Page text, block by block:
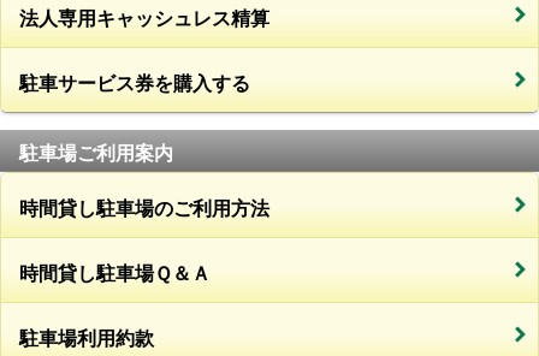
法人専用キャッシュレス精算
駐車サービス券を購入する
駐車場ご利用案内
時間貸し駐車場のご利用方法
時間貸し駐車場Ｑ＆Ａ
駐車場利用約款